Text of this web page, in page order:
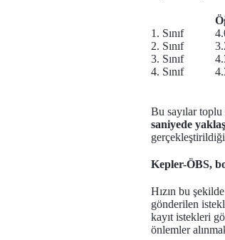
1. Sınıf
2. Sınıf
3. Sınıf
4. Sınıf
Bu sayılar toplu
saniyede
Kepler-ÖBS,
Hızın bu
gönderilen
kayıt istekleri
önlemler